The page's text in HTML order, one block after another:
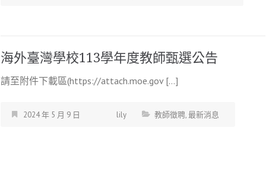
海外臺灣學校113學年度教師甄選公告
請至附件下載區(https://attach.moe.gov […]
2024 年 5 月 9 日 lily 教師徵聘,最新消息